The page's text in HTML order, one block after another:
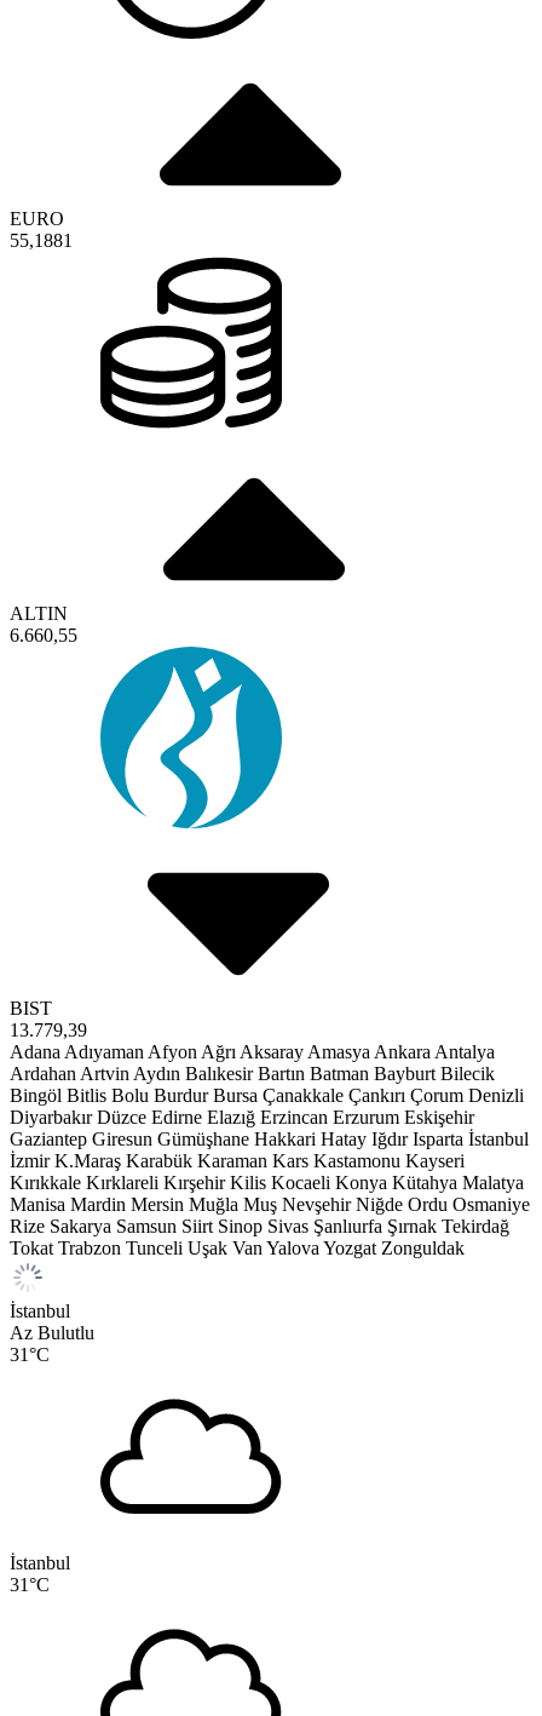
EURO
55,1881
ALTIN
6.660,55
BIST
13.779,39
Adana Adıyaman Afyon Ağrı Aksaray Amasya Ankara Antalya
Ardahan Artvin Aydın Balıkesir Bartın Batman Bayburt Bilecik
Bingöl Bitlis Bolu Burdur Bursa Çanakkale Çankırı Çorum Denizli
Diyarbakır Düzce Edirne Elazığ Erzincan Erzurum Eskişehir
Gaziantep Giresun Gümüşhane Hakkari Hatay Iğdır Isparta İstanbul
İzmir K.Maraş Karabük Karaman Kars Kastamonu Kayseri
Kırıkkale Kırklareli Kırşehir Kilis Kocaeli Konya Kütahya Malatya
Manisa Mardin Mersin Muğla Muş Nevşehir Niğde Ordu Osmaniye
Rize Sakarya Samsun Siirt Sinop Sivas Şanlıurfa Şırnak Tekirdağ
Tokat Trabzon Tunceli Uşak Van Yalova Yozgat Zonguldak
İstanbul
Az Bulutlu
31°C
İstanbul
31°C